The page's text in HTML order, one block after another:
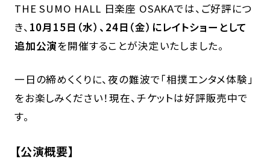
THE SUMO HALL 日楽座 OSAKAでは、ご好評につ
き、 10月15日（水）、24日（金）にレイトショーとして
追加公演を開催することが決定いたしました。
一日の締めくくりに、夜の難波で「相撲エンタメ体験」
をお楽しみください！現在、チケットは好評販売中で
す。
【公演概要】